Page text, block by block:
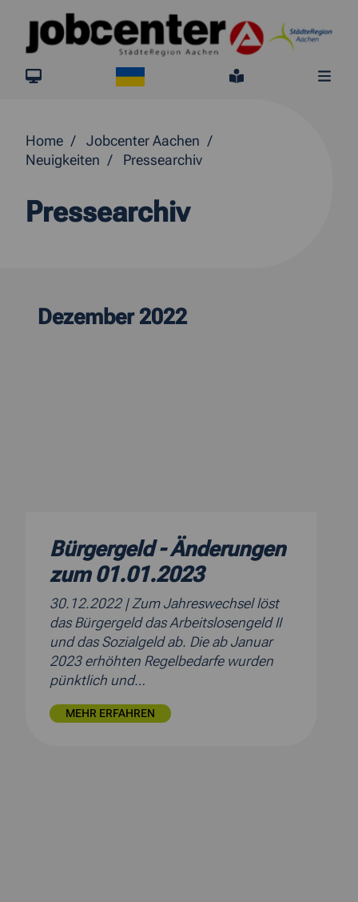
Springe direkt zum Inhalt
jobcenter.digital
Leichte
Home
Jobcenter Aachen
Neuigkeiten
Pressearchiv
Pressearchiv
Dezember 2022
Bürgergeld - Änderungen
zum 01.01.2023
30.12.2022 | Zum Jahreswechsel löst
das Bürgergeld das Arbeitslosengeld II
und das Sozialgeld ab. Die ab Januar
2023 erhöhten Regelbedarfe wurden
pünktlich und…
MEHR ERFAHREN